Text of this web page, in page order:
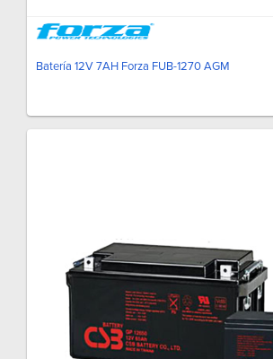
Batería 12V 7AH Forza FUB-1270 AGM